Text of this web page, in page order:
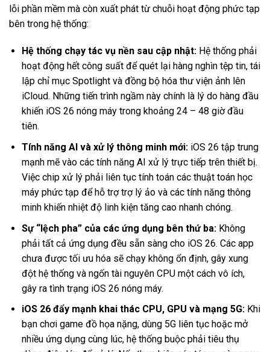
lỗi phần mềm mà còn xuất phát từ chuỗi hoạt động phức tạp
bên trong hệ thống:
Hệ thống chạy tác vụ nền sau cập nhật: Hệ thống phải
hoạt động hết công suất để quét lại hàng nghìn tệp tin, tái
lập chỉ mục Spotlight và đồng bộ hóa thư viện ảnh lên
iCloud. Những tiến trình ngầm này chính là lý do hàng đầu
khiến iOS 26 nóng máy trong khoảng 24 – 48 giờ đầu
tiên.
Tính năng AI và xử lý thông minh mới: iOS 26 tập trung
mạnh mẽ vào các tính năng AI xử lý trực tiếp trên thiết bị.
Việc chip xử lý phải liên tục tính toán các thuật toán học
máy phức tạp để hỗ trợ trợ lý ảo và các tính năng thông
minh khiến nhiệt độ linh kiện tăng cao nhanh chóng.
Sự “lệch pha” của các ứng dụng bên thứ ba:Không
phải tất cả ứng dụng đều sẵn sàng cho iOS 26. Các app
chưa được tối ưu hóa sẽ chạy không ổn định, gây xung
đột hệ thống và ngốn tài nguyên CPU một cách vô ích,
gây ra tình trạng iOS 26 nóng máy.
iOS 26 đẩy mạnh khai thác CPU, GPU và mạng 5G: Khi
bạn chơi game đồ họa nặng, dùng 5G liên tục hoặc mở
nhiều ứng dụng cùng lúc, hệ thống buộc phải tiêu thụ